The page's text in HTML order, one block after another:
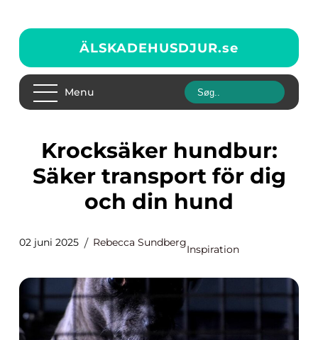
ÄLSKADEHUSDJUR.se
Menu
Krocksäker hundbur:
Säker transport för dig
och din hund
02 juni 2025 Rebecca Sundberg
Inspiration